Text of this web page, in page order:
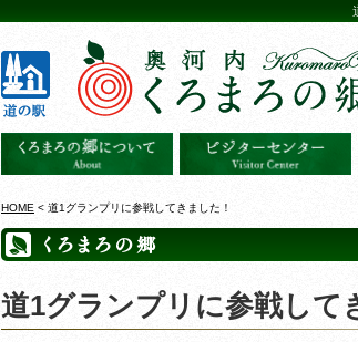
HOME < 道1グランプリに参戦してきました！
道1グランプリに参戦して